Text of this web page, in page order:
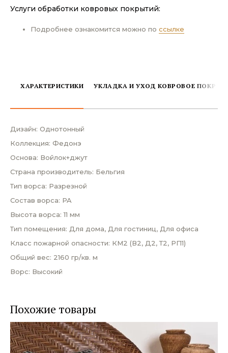
Услуги обработки ковровых покрытий:
Подробнее ознакомится можно по ссылке
ХАРАКТЕРИСТИКИ УКЛАДКА И УХОД КОВРОВОЕ
Дизайн: Однотонный
Коллекция: Федонэ
Основа: Войлок+джут
Страна производитель: Бельгия
Тип ворса: Разрезной
Состав ворса: PA
Высота ворса: 11 мм
Тип помещения: Для дома, Для гостиниц, Для офиса
Класс пожарной опасности: КМ2 (В2, Д2, Т2, РП1)
Общий вес: 2160 гр/кв. м
Ворс: Высокий
Похожие товары